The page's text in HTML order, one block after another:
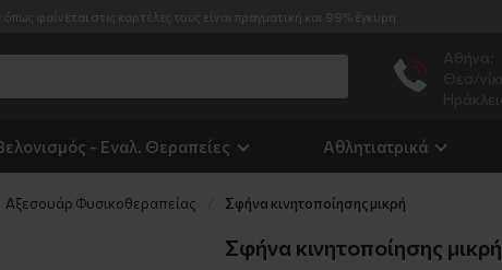
φαίνεται στις καρτέλες τους είναι πραγματική και 99% έγκυρη
- Εναλ. Θεραπείες Αθλητιατρικά
Αξεσουάρ Φυσικοθεραπείας Σφήνα κινητοποίησης μικρή
Σφήνα κινητοποίησης μικρή